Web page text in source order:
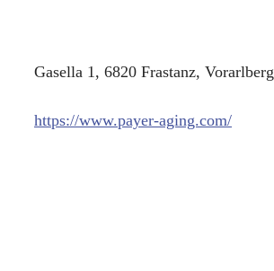
Gasella 1, 6820 Frastanz, Vorarlberg
https://www.payer-aging.com/